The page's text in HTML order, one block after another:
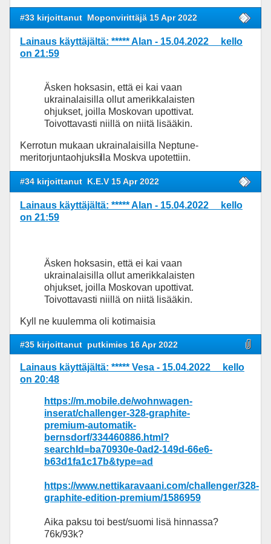
#33 kirjoittanut Moponvirittäjä 15 Apr 2022
Lainaus käyttäjältä: ***** Alan - 15.04.2022 kello
on 21:59
Äsken hoksasin, että ei kai vaan
ukrainalaisilla ollut amerikkalaisten
ohjukset, joilla Moskovan upottivat.
Toivottavasti niillä on niitä lisääkin.
Kerrotun mukaan ukrainalaisilla Neptune-
meritorjuntaohjuksilla Moskva upotettiin.
#34 kirjoittanut K.E.V 15 Apr 2022
Lainaus käyttäjältä: ***** Alan - 15.04.2022 kello
on 21:59
Äsken hoksasin, että ei kai vaan
ukrainalaisilla ollut amerikkalaisten
ohjukset, joilla Moskovan upottivat.
Toivottavasti niillä on niitä lisääkin.
Kyll ne kuulemma oli kotimaisia
#35 kirjoittanut putkimies 16 Apr 2022
Lainaus käyttäjältä: ***** Vesa - 15.04.2022 kello
on 20:48
https://m.mobile.de/wohnwagen-
inserat/challenger-328-graphite-
premium-automatik-
bernsdorf/334460886.html?
searchId=ba70930e-0ad2-149d-66e6-
b63d1fa1c17b&type=ad
https://www.nettikaravaani.com/challenger/328-
graphite-edition-premium/1586959
Aika paksu toi best/suomi lisä hinnassa?
76k/93k?